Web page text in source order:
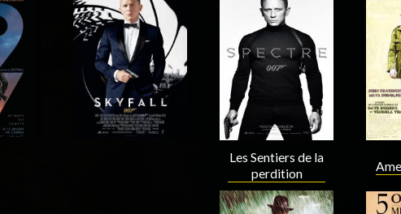
Les Sentiers de la
perdition